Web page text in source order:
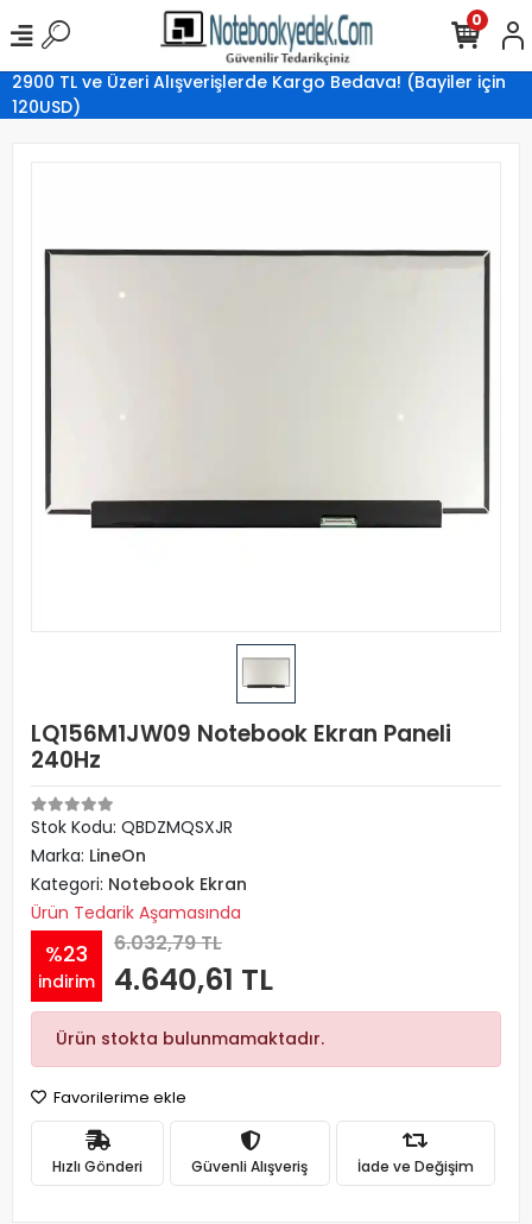
2900 TL ve Üzeri Alışverişlerde Kargo Bedava! (Bayiler için
120USD)
0
LQ156M1JW09 Notebook Ekran Paneli
240Hz
Stok Kodu: QBDZMQSXJR
Marka: LineOn
Kategori: Notebook Ekran
Ürün Tedarik Aşamasında
%23
indirim
6.032,79 TL
4.640,61 TL
Ürün stokta bulunmamaktadır.
Favorilerime ekle
Hızlı Gönderi Güvenli Alışveriş İade ve Değişim